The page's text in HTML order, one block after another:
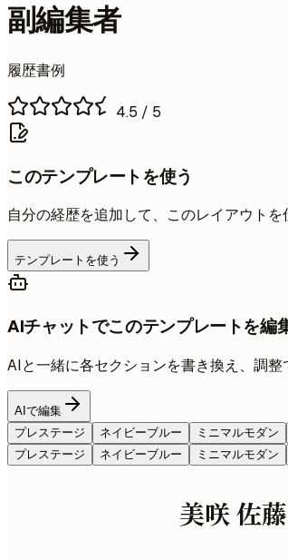
副編集者
履歴書例
4.5 / 5
このテンプレートを使う
自分の経歴を追加して、このレイアウトを
テンプレートを使う
AIチャットでこのテンプレートを編
AIと一緒に各セクションを書き換え、調整
AIで編集
プレステージ
ネイビーブルー ミニマルモダン
プレステージ
ネイビーブルー ミニマルモダン
美咲 佐藤